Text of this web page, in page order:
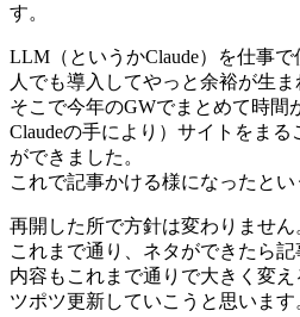
す。
LLM（というかClaude）を仕事
人でも導入してやっと余裕が生ま
そこで今年のGWでまとめて時間
Claudeの手により）サイトをま
ができました。
これで記事かける様になったとい
再開した所で方針は変わりません
これまで通り、ネタができたら記
内容もこれまで通りで大きく変
ツポツ更新していこうと思います